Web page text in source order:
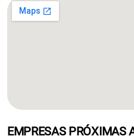
EMPRESAS PRÓXIMAS